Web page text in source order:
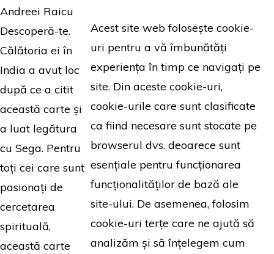
Andreei Raicu
Descoperă-te.
Călătoria ei în
India a avut loc
după ce a citit
această carte și
a luat legătura
cu Sega. Pentru
toți cei care sunt
pasionați de
cercetarea
spirituală,
această carte
Acest site web folosește cookie-
uri pentru a vă îmbunătăți
experiența în timp ce navigați pe
site. Din aceste cookie-uri,
cookie-urile care sunt clasificate
ca fiind necesare sunt stocate pe
browserul dvs. deoarece sunt
esențiale pentru funcționarea
funcționalităților de bază ale
site-ului. De asemenea, folosim
cookie-uri terțe care ne ajută să
analizăm și să înțelegem cum